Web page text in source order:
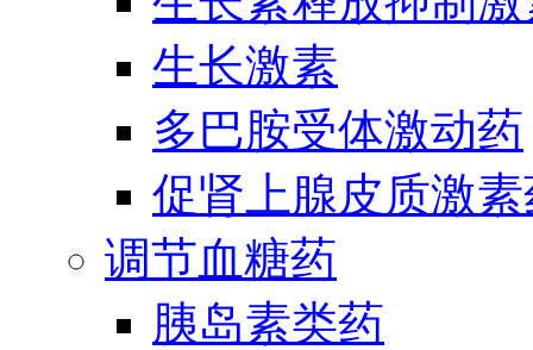
生长激素
多巴胺受体激动药
促肾上腺皮质激
调节血糖药
胰岛素类药